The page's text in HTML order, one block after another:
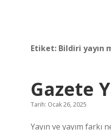
Etiket: Bildiri yayın
Gazete
Tarih: Ocak 26, 2025
Yayın ve yayım farkı